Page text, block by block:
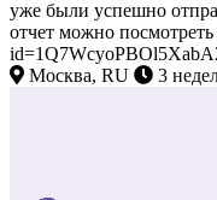
уже были успешно
отчет можно
Москва, RU
3